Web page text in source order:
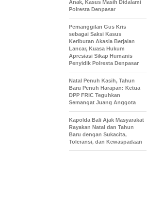
Anak, Kasus Masih Didalami
Polresta Denpasar
Pemanggilan Gus Kris
sebagai Saksi Kasus
Keributan Akasia Berjalan
Lancar, Kuasa Hukum
Apresiasi Sikap Humanis
Penyidik Polresta Denpasar
Natal Penuh Kasih, Tahun
Baru Penuh Harapan: Ketua
DPP FRIC Teguhkan
Semangat Juang Anggota
Kapolda Bali Ajak Masyarakat
Rayakan Natal dan Tahun
Baru dengan Sukacita,
Toleransi, dan Kewaspadaan